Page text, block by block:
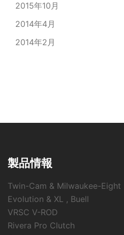
2015年10月
2014年4月
2014年2月
製品情報
Twin-Cam & Milwaukee-Eight
Evolution & XL , Buell
VRSC V-ROD
Rivera Pro Clutch